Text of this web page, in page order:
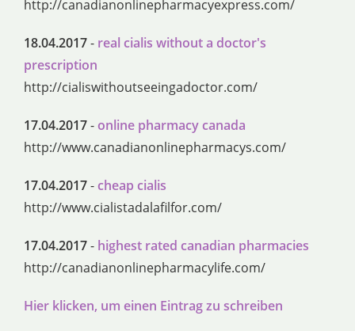
http://canadianonlinepharmacyexpress.com/
18.04.2017- real cialis without a doctor's
prescription
http://cialiswithoutseeingadoctor.com/
17.04.2017-online pharmacy canada
http://www.canadianonlinepharmacys.com/
17.04.2017-cheap cialis
http://www.cialistadalafilfor.com/
17.04.2017- highest rated canadian pharmacies
http://canadianonlinepharmacylife.com/
Hier klicken, um einen Eintrag zu schreiben